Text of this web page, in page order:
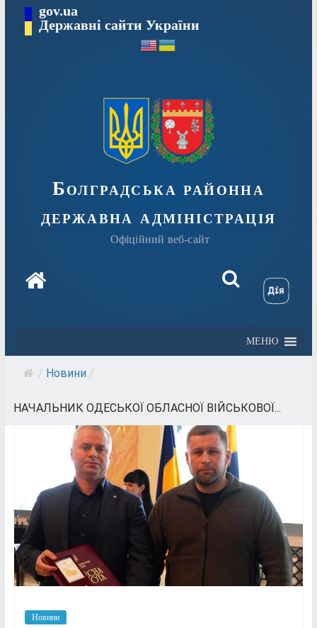
Перейтиgov.ua
Державні сайти України
Болградська районна
державна адміністрація
Офіційний веб-сайт
МЕНЮ
/ Новини /
НАЧАЛЬНИК ОДЕСЬКОЇ ОБЛАСНОЇ ВІЙСЬКОВОЇ...
Новини